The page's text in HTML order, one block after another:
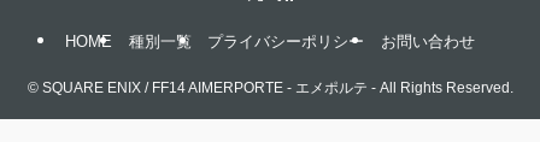
HOME 種別一覧 プライバシーポリシー お問い合わせ
©SQUARE ENIX / FF14 AIMERPORTE - エメポルテ - All Rights Reserved.